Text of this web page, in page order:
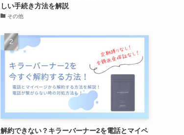
しい手続き方法を解説
その他
解約できない？キラーバーナー2を電話とマイペ